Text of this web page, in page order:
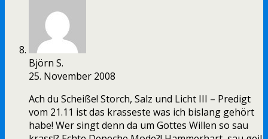
Björn S.
25. November 2008
Ach du Scheiße! Storch, Salz und Licht III – Predigt
vom 21.11 ist das krasseste was ich bislang gehört
habe! Wer singt denn da um Gottes Willen so sau